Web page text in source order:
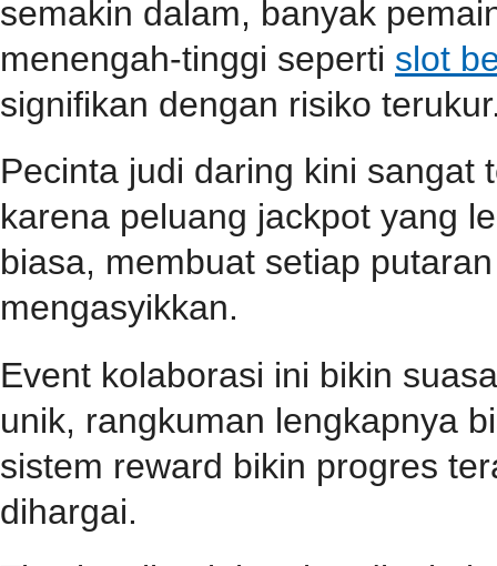
semakin dalam, banyak
menengah-tinggi seperti slot
signifikan dengan risiko
Pecinta judi daring kini sangat
karena peluang jackpot yang
biasa, membuat setiap
mengasyikkan.
Event kolaborasi ini bikin
unik, rangkuman lengkapnya
sistem reward bikin progres
dihargai.